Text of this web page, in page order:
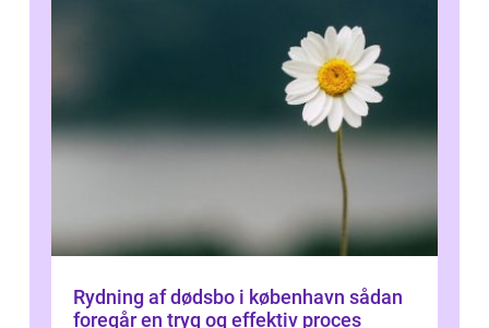
Rydning af dødsbo i københavn sådan
foregår en tryg og effektiv proces